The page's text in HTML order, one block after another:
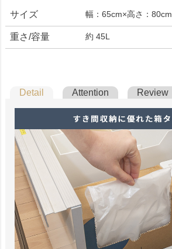
サイズ 幅：65cm×高さ：80cm
重さ/容量 約 45L
Detail Attention Review